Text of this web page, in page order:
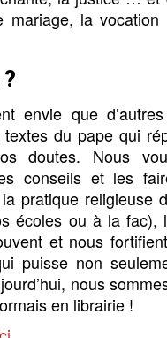
mariage, la
envie que
du pape qui
doutes. Nous
conseils et les
pratique religieuse
écoles ou à la fac),
et nous
puisse non
nous
en librairie !